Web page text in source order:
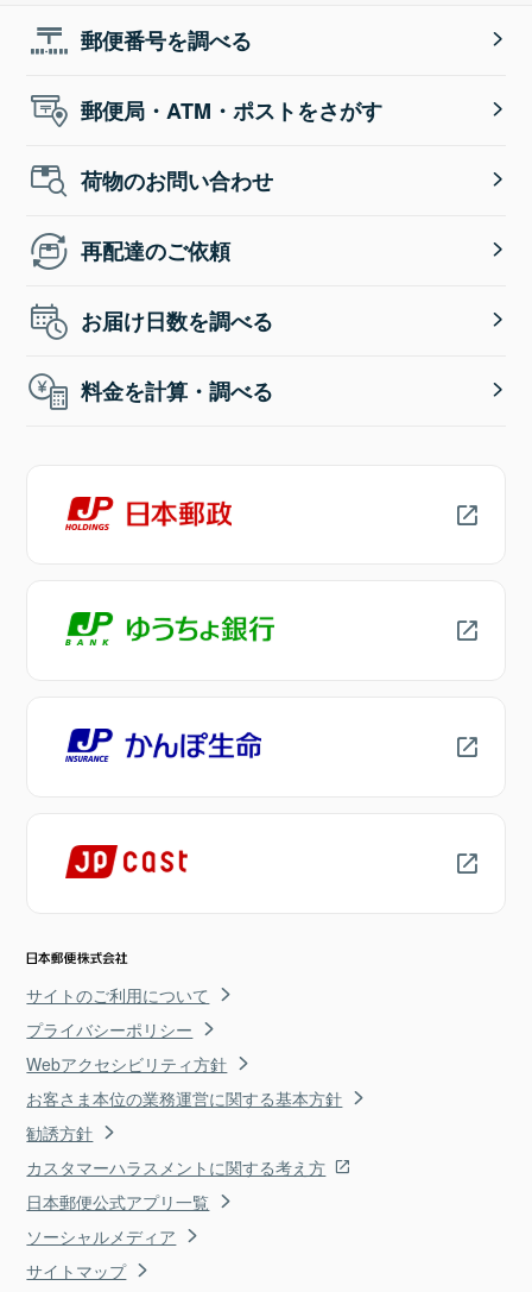
郵便番号を調べる
郵便局・ATM・ポストをさがす
荷物のお問い合わせ
再配達のご依頼
お届け日数を調べる
料金を計算・調べる
サイトのご利用について
プライバシーポリシー
Webアクセシビリティ方針
お客さま本位の業務運営に関する基本方針
勧誘方針
カスタマーハラスメントに関する考え方
日本郵便公式アプリ一覧
ソーシャルメディア
サイトマップ